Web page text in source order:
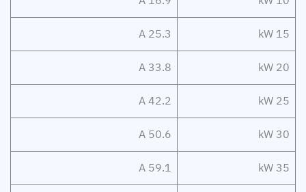
15 kW
25.3 A
20 kW
33.8 A
25 kW
42.2 A
30 kW
50.6 A
35 kW
59.1 A